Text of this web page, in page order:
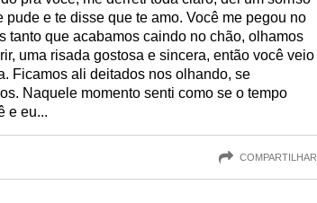
pude e te disse que te amo. Você me pegou no
tanto que acabamos caindo no chão, olhamos
uma risada gostosa e sincera, então você veio
Ficamos ali deitados nos olhando, se
Naquele momento senti como se o tempo
e eu...
COMPARTILHAR